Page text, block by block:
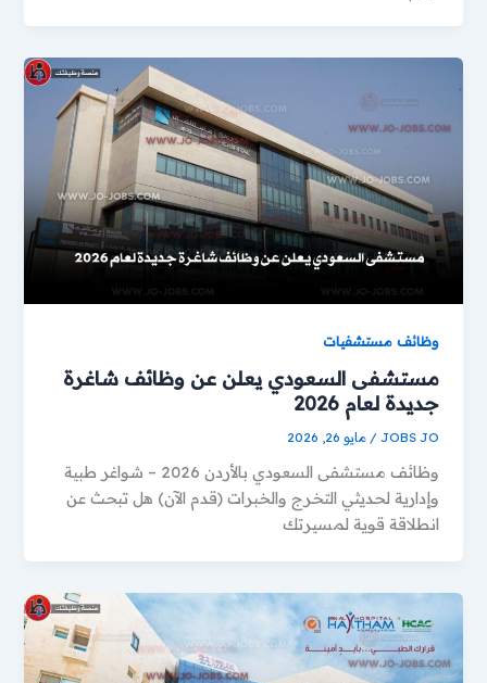
وظائف مستشفيات
مستشفى السعودي يعلن عن وظائف شاغرة
جديدة لعام 2026
JOBS JO
/مايو 26, 2026
وظائف مستشفى السعودي بالأردن 2026 – شواغر طبية
وإدارية لحديثي التخرج والخبرات (قدم الآن) هل تبحث عن
انطلاقة قوية لمسيرتك